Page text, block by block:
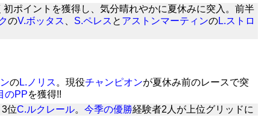
初ポイントを獲得し、気分晴れやかに夏休みに突入。前半
のV.ボッタス 、 S.ペレス と アストンマーティンのL.ストロ
のL.ノリス。現役チャンピオンが夏休み前のレースで突
のPPを獲得!!
3位C.ルクレール。今季の優勝経験者2人が上位グリッドに